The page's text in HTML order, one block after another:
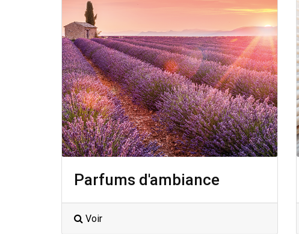
Parfums d'ambiance
Voir